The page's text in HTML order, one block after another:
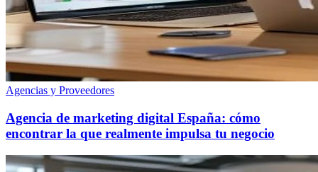
Agencias y Proveedores
Agencia de marketing digital España: cómo
encontrar la que realmente impulsa tu negocio